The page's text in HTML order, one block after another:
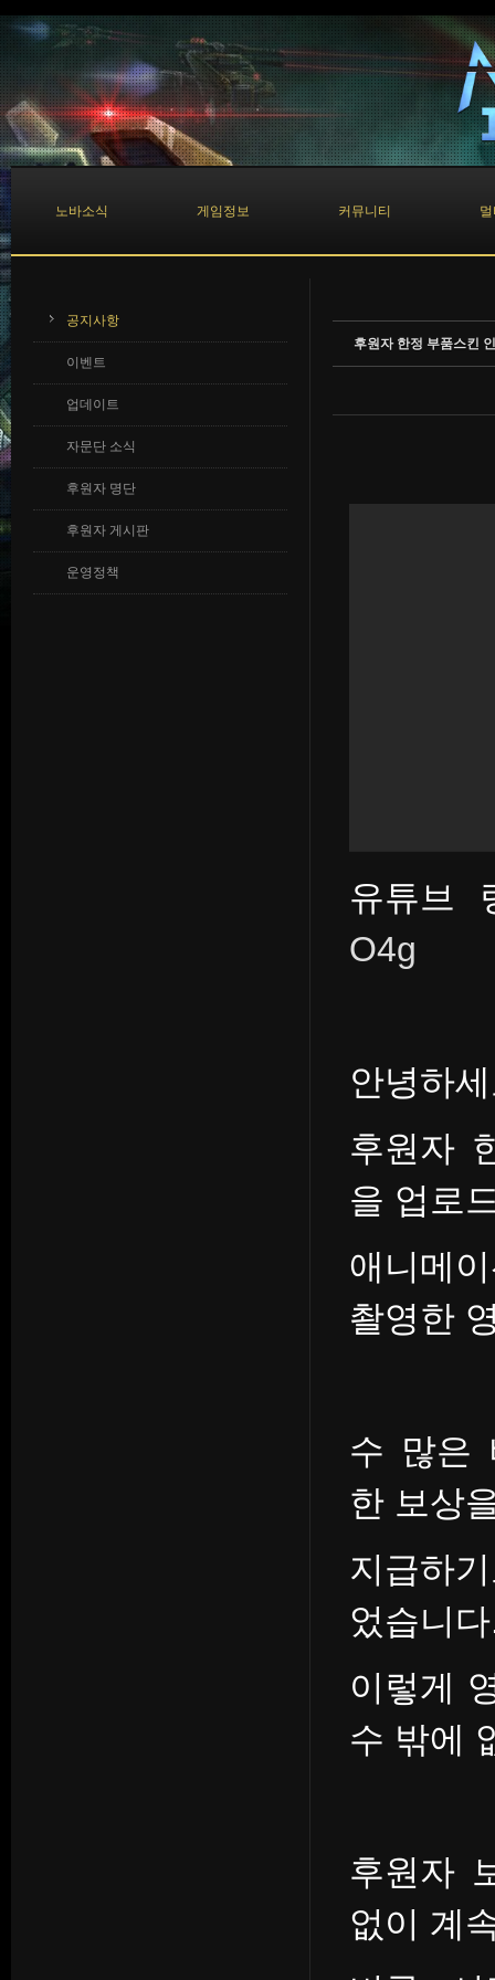
노바소식 게임정보 커뮤니티
공지사항
이벤트
업데이트
자문단 소식
후원자 명단
후원자 게시판
운영정책
후원자 한정 부품스킨
유튜브
O4g
안녕하
후원자
을 업로
애니메
촬영한
수 많은
한 보상
지급하
었습니
이렇게
수 밖에
후원자
없이 계
Sketchbook5, 스케치북5
Sketchbook5, 스케치북5